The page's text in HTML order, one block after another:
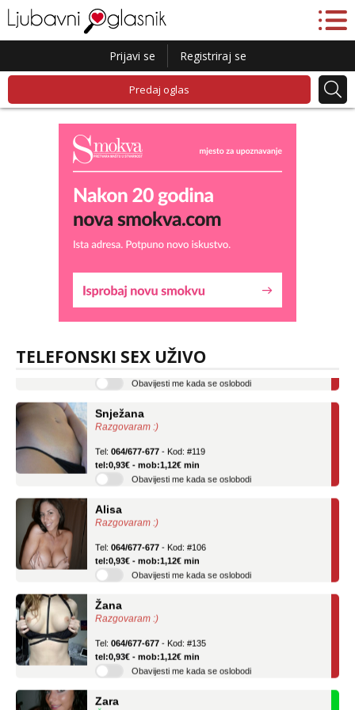
Prijavi se Registriraj se
Predaj oglas
TELEFONSKI SEX UŽIVO
Liliana
Razgovaram :)
- Kod: #69
tel:0,93€ - mob:1,12€ min
Razgovaram :)
tel:0,93€ - mob:1,12€ min
Obavijesti me kada se oslobodi
Razgovaram :)
tel:0,93€ - mob:1,12€ min
Obavijesti me kada se oslobodi
Razgovaram :)
tel:0,93€ - mob:1,12€ min
Obavijesti me kada se oslobodi
Čekam tvoj poziv!